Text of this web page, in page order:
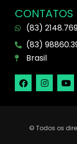
CONTATOS
(83)
(83)
Brasil
© Todos os